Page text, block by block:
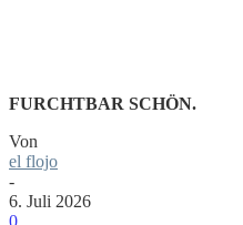
FURCHTBAR SCHÖN.
Von
el flojo
-
6. Juli 2026
0